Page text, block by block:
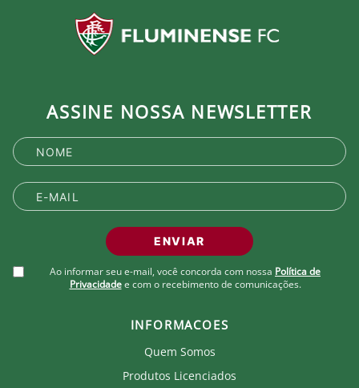
ASSINE NOSSA NEWSLETTER
ENVIAR
Ao informar seu e-mail, você concorda com nossa Política de
Privacidade e com o recebimento de comunicações.
INFORMACOES
Quem Somos
Produtos Licenciados